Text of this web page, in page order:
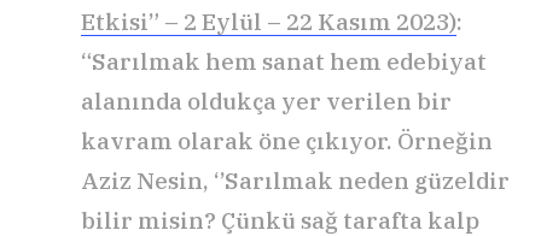
Etkisi” – 2 Eylül – 22 Kasım 2023):
“Sarılmak hem sanat hem edebiyat
alanında oldukça yer verilen bir
kavram olarak öne çıkıyor. Örneğin
Aziz Nesin, ‘’Sarılmak neden güzeldir
bilir misin? Çünkü sağ tarafta kalp